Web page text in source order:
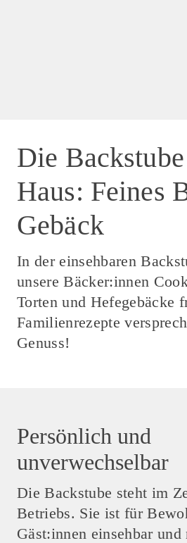
Die
Haus: Feines
Gebäck
In der einsehbaren
unsere Bäcker:innen
Torten und Hefegebäcke
Familienrezepte
Genuss!
Persönlich und
unverwechselbar
Die Backstube steht im
Betriebs. Sie ist für
Gäst:innen einsehbar und